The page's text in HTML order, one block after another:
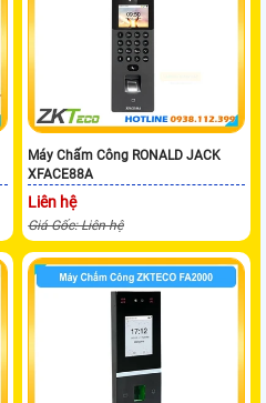
Máy Chấm Công RONALD JACK
XFACE88A
Liên hệ
Giá Gốc: Liên hệ